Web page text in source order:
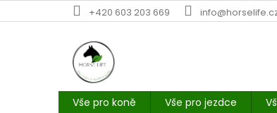
na
+420 603 203 669
Vše pro koně Vše pro jezdce